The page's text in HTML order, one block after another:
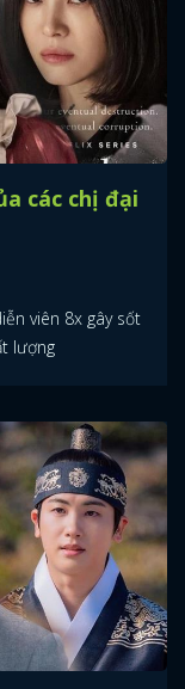
các chị đại
viên 8x gây sốt
lượng